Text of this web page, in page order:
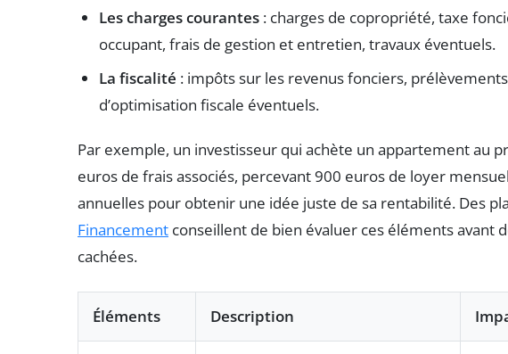
Les charges courantes : charges de copropriété, taxe
occupant, frais de gestion et entretien, travaux éventuels.
La fiscalité : impôts sur les revenus fonciers,
d’optimisation fiscale éventuels.
Par exemple, un investisseur qui achète un appartement au
euros de frais associés, percevant 900 euros de loyer
annuelles pour obtenir une idée juste de sa rentabilité. Des
Financement conseillent de bien évaluer ces éléments avant
cachées.
Éléments Description